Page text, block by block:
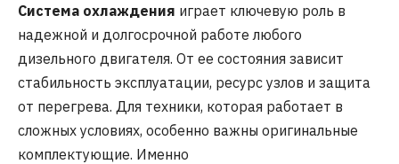
Система охлаждения играет ключевую роль в
надежной и долгосрочной работе любого
дизельного двигателя. От ее состояния зависит
стабильность эксплуатации, ресурс узлов и защита
от перегрева. Для техники, которая работает в
сложных условиях, особенно важны оригинальные
комплектующие. Именно